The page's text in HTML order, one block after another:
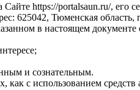
Сайте https://portalsaun.ru/,
625042, Тюменская
в настоящем документе
и сознательным.
с использованием